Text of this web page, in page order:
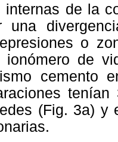
internas de la
una
o
ionómero de
cemento
(Fig. 3a) y